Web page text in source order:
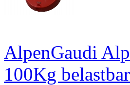
AlpenGaudi
100Kg belastbar